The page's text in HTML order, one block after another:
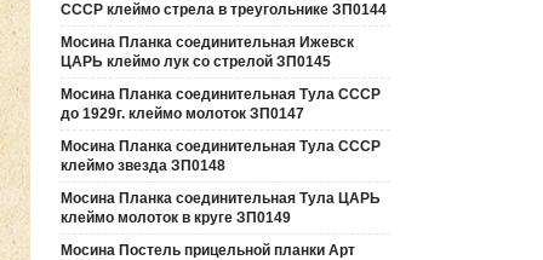
СССР клеймо стрела в треугольнике ЗП0144
Мосина Планка соединительная Ижевск
ЦАРЬ клеймо лук со стрелой ЗП0145
Мосина Планка соединительная Тула СССР
до 1929г. клеймо молоток ЗП0147
Мосина Планка соединительная Тула СССР
клеймо звезда ЗП0148
Мосина Планка соединительная Тула ЦАРЬ
клеймо молоток в круге ЗП0149
Мосина Постель прицельной планки Арт